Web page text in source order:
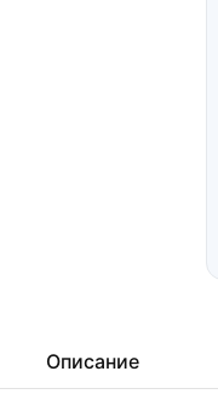
Описание